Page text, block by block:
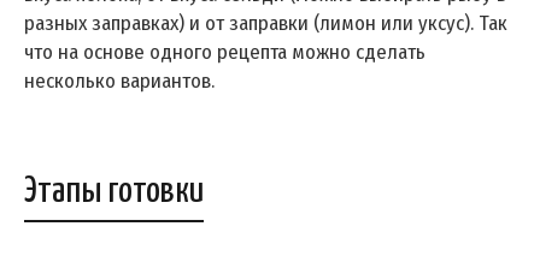
разных заправках) и от заправки (лимон или уксус). Так
что на основе одного рецепта можно сделать
несколько вариантов.
Этапы готовки